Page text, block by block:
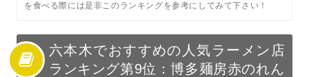
を食べる際には是非このランキングを参考にしてみて下さい！
六本木でおすすめの人気ラーメン店
ランキング第9位：博多麺房赤のれん